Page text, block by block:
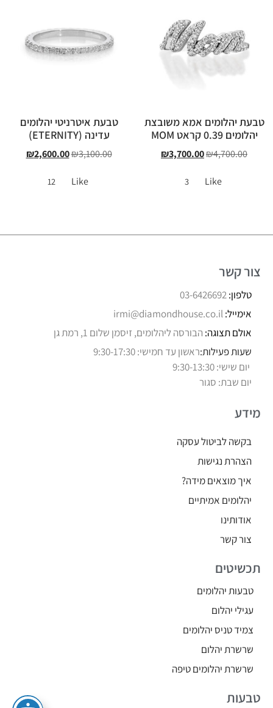
טבעת יהלומים אמא משובצת
יהלומים 0.39 קראט MOM
₪4,700.00
₪3,700.00
Like
3
טבעת איטרניטי יהלומים
עדינה (ETERNITY)
₪3,100.00
₪2,600.00
Like
12
צור קשר
טלפון:03-6426692
אימייל:irmi@diamondhouse.co.il
אולם תצוגה: הבורסה ליהלומים, זיסמן שלום 1, רמת גן
שעות פעילות:ראשון עד חמישי: 9:30-17:30
יום שישי: 9:30-13:30
יום שבת: סגור
מידע
בקשה לביטול עסקה
הצהרת נגישות
איך מוצאים מידה?
יהלומים אמיתיים
אודותינו
צור קשר
תכשיטים
טבעות יהלומים
עגילי יהלום
צמיד טניס יהלומים
שרשרת יהלום
שרשרת יהלומים טיפה
טבעות